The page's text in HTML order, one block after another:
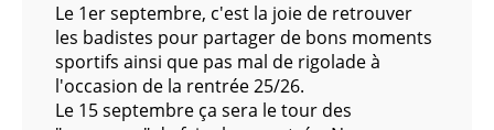
Atelier fait main - le Crochet d'art
Badminton Loisirs
Contact
Le 1er septembre, c'est la joie de retrouver
les badistes pour partager de bons moments
sportifs ainsi que pas mal de rigolade à
l'occasion de la rentrée 25/26.
Le 15 septembre ça sera le tour des